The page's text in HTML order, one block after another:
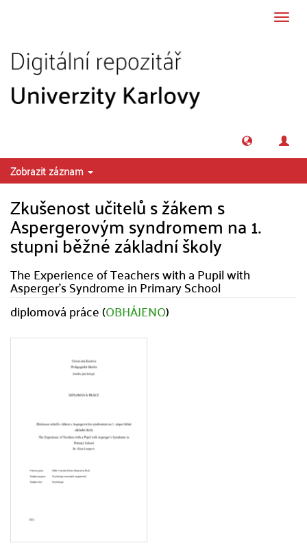
Zobrazit záznam
Zkušenost učitelů s žákem s
Aspergerovým syndromem na 1.
stupni běžné základní školy
The Experience of Teachers with a Pupil with
Asperger's Syndrome in Primary School
diplomová práce (OBHÁJENO)